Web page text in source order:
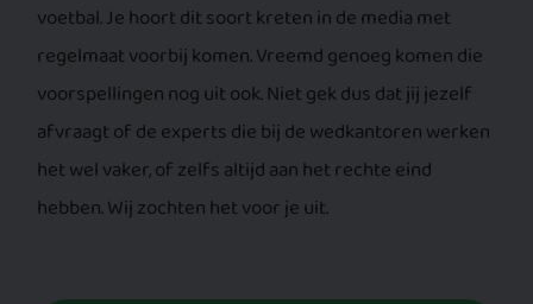
voetbal. Je hoort dit soort kreten in de media met
regelmaat voorbij komen. Vreemd genoeg komen die
voorspellingen nog uit ook. Niet gek dus dat jij jezelf
afvraagt of de experts die bij de wedkantoren werken
het wel vaker, of zelfs altijd aan het rechte eind
hebben. Wij zochten het voor je uit.